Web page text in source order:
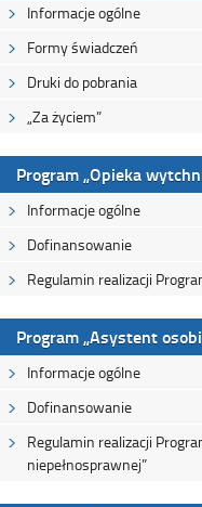
Informacje ogólne
Formy świadczeń
Druki do pobrania
„Za życiem”
Program „Opieka
Informacje ogólne
Dofinansowanie
Regulamin realizacji
Program „Asystent
Informacje ogólne
Dofinansowanie
Regulamin realizacji
niepełnosprawnej”